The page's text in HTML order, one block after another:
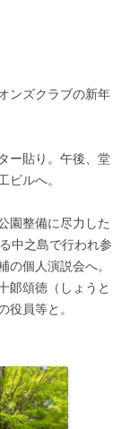
ンズクラブの新年
ー貼り。午後、堂
ビルへ。
整備に尽力した
中之島で行われ参
の個人演説会へ。
郞頌徳（しょうと
役員等と。